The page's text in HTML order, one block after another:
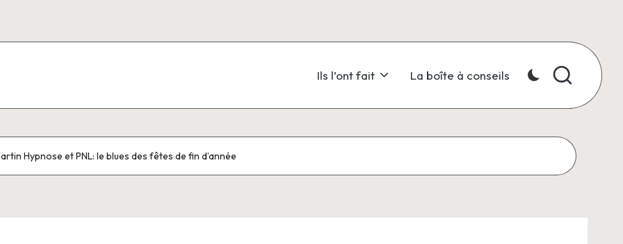
Ils l’ont fait La boîte à conseils
Hypnose et PNL: le blues des fêtes de fin d’année